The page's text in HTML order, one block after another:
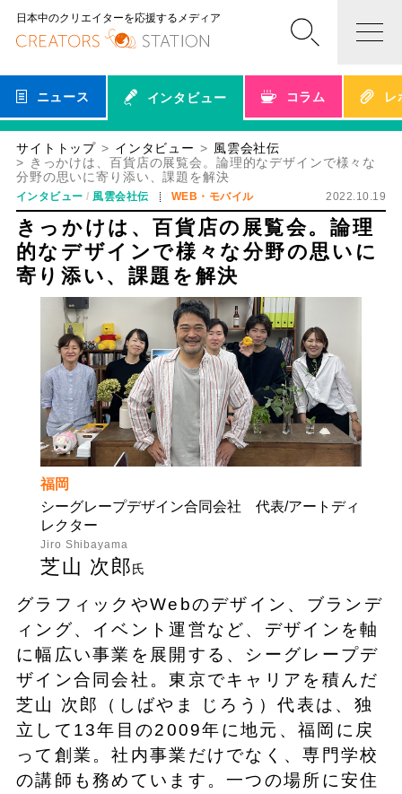
日本中のクリエイターを応援するメディア
ニュース インタビュー コラム レ
サイトトップ インタビュー
風雲会社伝
きっかけは、百貨店の展覧会。論理的なデザインで様々な
分野の思いに寄り添い、課題を解決
インタビュー 風雲会社伝 WEB・モバイル 2022.10.19
きっかけは、百貨店の展覧会。論理
的なデザインで様々な分野の思いに
寄り添い、課題を解決
福岡
シーグレープデザイン合同会社 代表/アートディ
レクター
Jiro Shibayama
芝山 次郎氏
グラフィックやWebのデザイン、ブランデ
ィング、イベント運営など、デザインを軸
に幅広い事業を展開する、シーグレープデ
ザイン合同会社。東京でキャリアを積んだ
芝山 次郎（しばやま じろう）代表は、独
立して13年目の2009年に地元、福岡に戻
って創業。社内事業だけでなく、専門学校
の講師も務めています。一つの場所に安住